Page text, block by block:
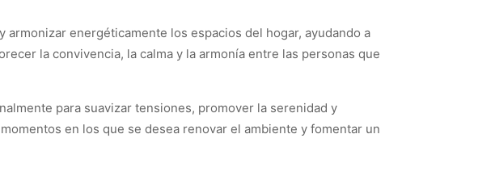
energéticamente los espacios del hogar, ayudando a
la convivencia, la calma y la armonía entre las personas que
para suavizar tensiones, promover la serenidad y
en los que se desea renovar el ambiente y fomentar un